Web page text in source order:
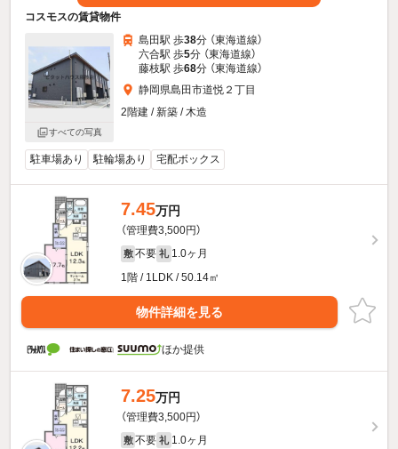
コスモスの賃貸物件
すべての写真
島田駅 歩38分 （東海道線）
六合駅 歩5分 （東海道線）
藤枝駅 歩68分 （東海道線）
静岡県島田市道悦２丁目
2階建 / 新築 / 木造
駐車場あり 駐輪場あり 宅配ボックス
7.45万円
（管理費3,500円）
敷 不要 礼 1.0ヶ月
1階 / 1LDK / 50.14㎡
物件詳細を見る
ほか提供
7.25万円
（管理費3,500円）
敷 不要 礼 1.0ヶ月